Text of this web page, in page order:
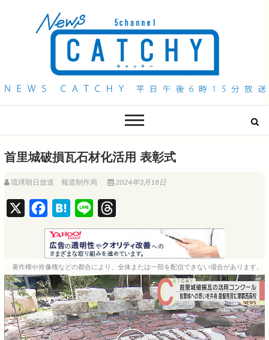
QAB NEWS Headline
首里城破損瓦石材化活用 表彰式
琉球朝日放送 報道制作局 2024年3月18日
a
c
e
b
o
o
k
H
a
t
e
n
a
i
n
e
h
r
e
a
d
s
著作権や肖像権などの都合により、全体または一部を配信できない場合があります。